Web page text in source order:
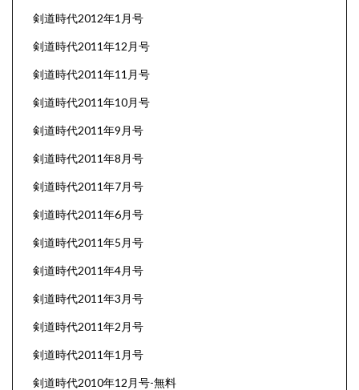
剣道時代2012年1月号
剣道時代2011年12月号
剣道時代2011年11月号
剣道時代2011年10月号
剣道時代2011年9月号
剣道時代2011年8月号
剣道時代2011年7月号
剣道時代2011年6月号
剣道時代2011年5月号
剣道時代2011年4月号
剣道時代2011年3月号
剣道時代2011年2月号
剣道時代2011年1月号
剣道時代2010年12月号-無料